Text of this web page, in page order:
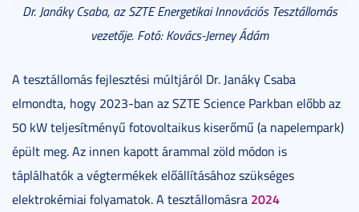
Dr. Janáky Csaba, az SZTE Energetikai Innovációs Tesztállomás
vezetője. Fotó: Kovács-Jerney Ádám
A tesztállomás fejlesztési múltjáról Dr. Janáky Csaba
elmondta, hogy 2023-ban az SZTE Science Parkban előbb az
50 kW teljesítményű fotovoltaikus kiserőmű (a napelempark)
épült meg. Az innen kapott árammal zöld módon is
táplálhatók a végtermékek előállításához szükséges
elektrokémiai folyamatok. A tesztállomásra 2024